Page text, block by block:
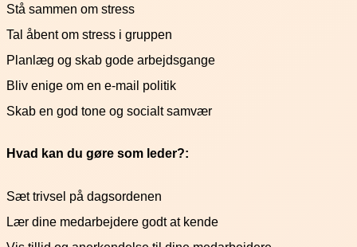
Stå sammen om stress
Tal åbent om stress i gruppen
Planlæg og skab gode arbejdsgange
Bliv enige om en e-mail politik
Skab en god tone og socialt samvær
Hvad kan du gøre som leder?:
Sæt trivsel på dagsordenen
Lær dine medarbejdere godt at kende